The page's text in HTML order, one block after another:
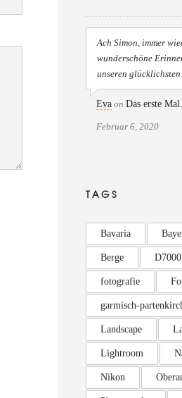
Ach Simon, immer
wunderschöne
unseren glücklichsten
Eva on Das erste
Februar 6, 2020
TAGS
Bavaria
Berge D7000
fotografie
garmisch-
Landscape
Lightroom
Nikon